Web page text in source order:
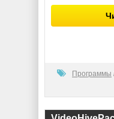
Программы